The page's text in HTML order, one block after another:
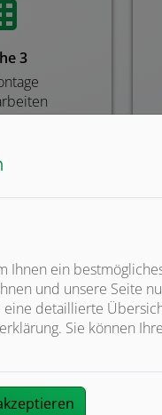
3
Oder eine
Wir zeigen Ihnen, wie
Ihnen ein
und unsere Seite
eine detaillierte
Sie können Ihre